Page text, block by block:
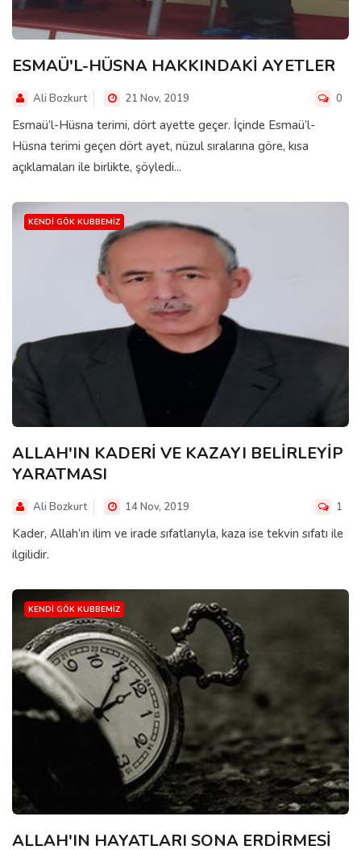
ESMAÜ'L-HÜSNA HAKKINDAKİ AYETLER
Ali Bozkurt 21 Nov, 2019 0
Esmaü’l-Hüsna terimi, dört ayette geçer. İçinde Esmaü’l-
Hüsna terimi geçen dört ayet, nüzul sıralarına göre, kısa
açıklamaları ile birlikte, şöyledi...
KENDI GÖK KUBBEMIZ
ALLAH'IN KADERİ VE KAZAYI BELİRLEYİP
YARATMASI
Ali Bozkurt 14 Nov, 2019 1
Kader, Allah’ın ilim ve irade sıfatlarıyla, kaza ise tekvin sıfatı ile
ilgilidir.
KENDI GÖK KUBBEMIZ
ALLAH'IN HAYATLARI SONA ERDİRMESİ